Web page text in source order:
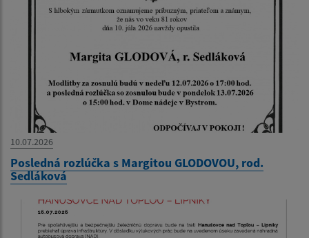
10.07.2026
Posledná rozlúčka s Margitou GLODOVOU, rod.
Sedláková